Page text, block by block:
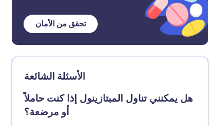
تحقق من الأمان
الأسئلة الشائعة
هل يمكنني تناول المبتازينول إذا كنت حاملاً
أو مرضعة؟